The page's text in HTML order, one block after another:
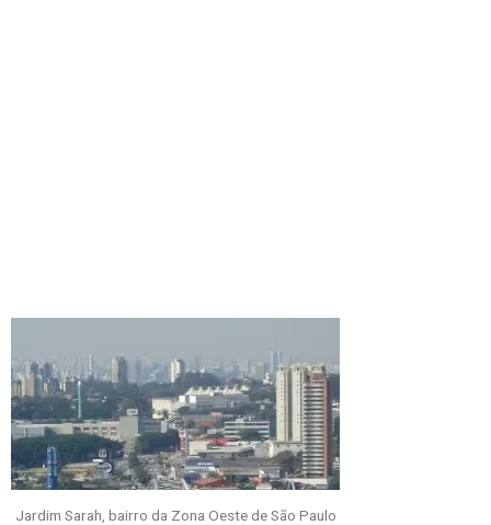
Jardim Sarah, bairro da Zona Oeste de São Paulo